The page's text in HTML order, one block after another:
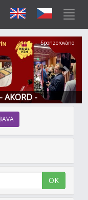
AKORD -
Další
Sponzorováno
OK